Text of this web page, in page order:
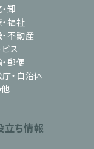
卸
福祉
不動産
ス
郵便
・自治体
立ち情報